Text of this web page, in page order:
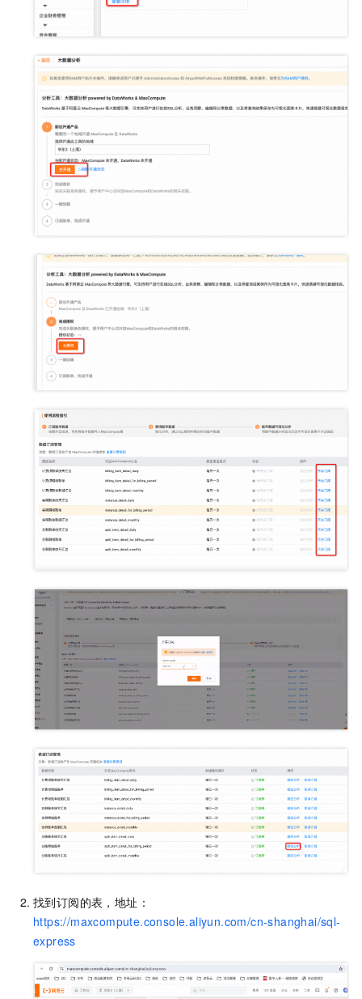
找到订阅的表，地址：
https://maxcompute.console.aliyun.com/cn-shanghai/sql-
express